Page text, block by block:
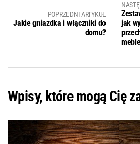
POPRZEDNI ARTYKUŁ
Jakie gniazdka i włączniki do
domu?
jak
Wpisy, które mogą Cię